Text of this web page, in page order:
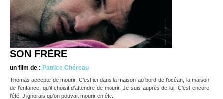
SON FRÈRE
un film de : Patrice Chéreau
Thomas accepte de mourir. C’est ici dans la maison au bord de l’océan, la maison
de l’enfance, qu’il choisit d’attendre de mourir. Je suis auprès de lui. C’est encore
l’été. J’ignorais qu’on pouvait mourir en été.